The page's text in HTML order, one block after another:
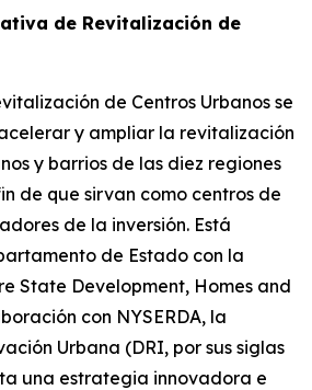
de Revitalización de
de Centros Urbanos se
y ampliar la revitalización
y barrios de las diez regiones
de que sirvan como centros de
de la inversión. Está
de Estado con la
State Development, Homes and
con NYSERDA, la
Urbana (DRI, por sus siglas
una estrategia innovadora e